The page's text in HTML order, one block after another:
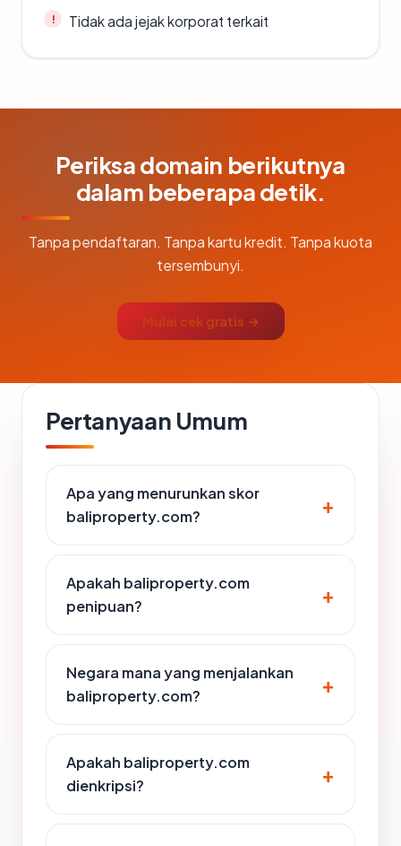
Tidak ada jejak korporat terkait
Periksa domain berikutnya
dalam beberapa detik.
Tanpa pendaftaran. Tanpa kartu kredit. Tanpa kuota
tersembunyi.
Mulai cek gratis →
Pertanyaan Umum
Apa yang menurunkan skor
baliproperty.com?
Apakah baliproperty.com
penipuan?
Negara mana yang menjalankan
baliproperty.com?
Apakah baliproperty.com
dienkripsi?